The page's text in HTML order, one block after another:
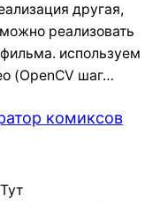
другая,
реализовать
используем
(OpenCV шаг…
комиксов